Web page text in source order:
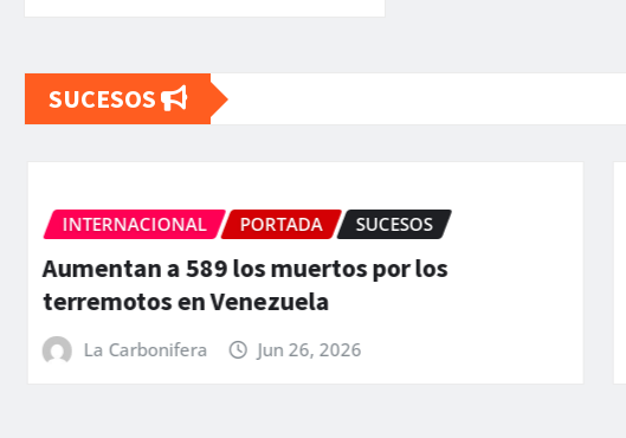
SUCESOS
INTERNACIONAL PORTADA SUCESOS
Aumentan a 589 los muertos por los
terremotos en Venezuela
La Carbonifera Jun 26, 2026